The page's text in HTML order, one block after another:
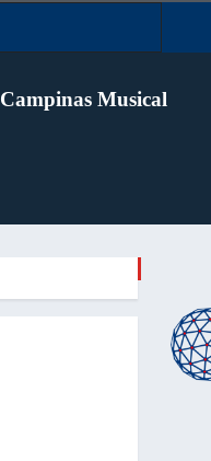
Campinas Musical